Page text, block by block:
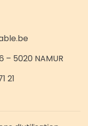
– 5020 NAMUR
21